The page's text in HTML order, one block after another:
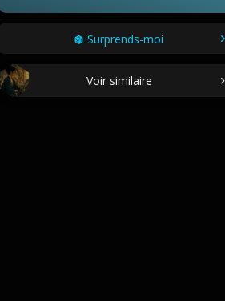
Surprends-moi
Voir similaire